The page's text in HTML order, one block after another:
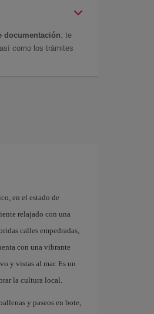
documentación: te
como los trámites
en el estado de
relajado con una
calles empedradas,
con una vibrante
y vistas al mar. Es un
la cultura local.
y paseos en bote,